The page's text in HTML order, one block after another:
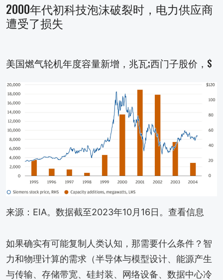
2000年代初科技泡沫破裂时，电力供应商
遭受了损失
美国燃气轮机年度容量新增，兆瓦;西门子股价，$
来源：EIA。数据截至2023年10月16日。查看信息
如果确实有可能复制人类认知，那需要什么条件？智
力和物理计算的需求（半导体与模型设计、能源产生
与传输、存储带宽、硅封装、网络设备、数据中心冷